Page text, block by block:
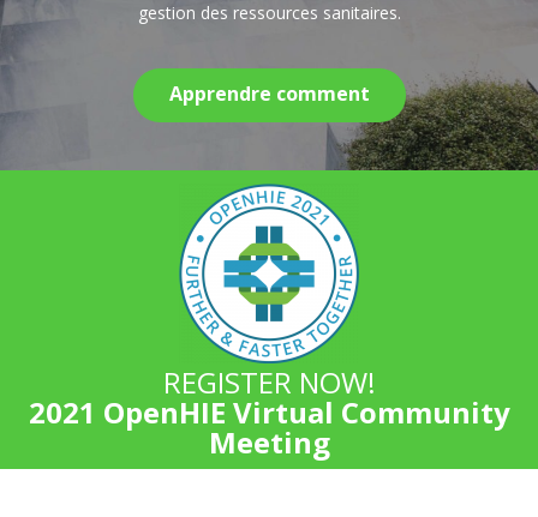
gestion des ressources sanitaires.
Apprendre comment
REGISTER NOW!
2021 OpenHIE Virtual Community
Meeting